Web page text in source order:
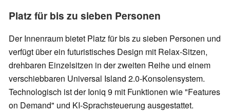
Platz für bis zu sieben Personen
Der Innenraum bietet Platz für bis zu sieben Personen und
verfügt über ein futuristisches Design mit Relax-Sitzen,
drehbaren Einzelsitzen in der zweiten Reihe und einem
verschiebbaren Universal Island 2.0-Konsolensystem.
Technologisch ist der Ioniq 9 mit Funktionen wie "Features
on Demand" und KI-Sprachsteuerung ausgestattet.